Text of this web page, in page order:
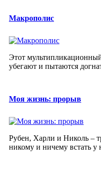
Макрополис
Этот
убегают и пытаются
Моя жизнь: прорыв
Рубен, Харли и Николь –
никому и ничему встать у